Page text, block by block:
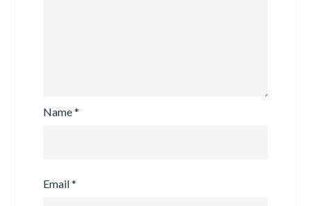
Name*
Email*